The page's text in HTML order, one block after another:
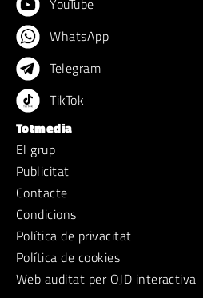
YouTube
WhatsApp
Telegram
TikTok
Totmedia
El grup
Publicitat
Contacte
Condicions
Política de privacitat
Política de cookies
Web auditat per OJD interactiva